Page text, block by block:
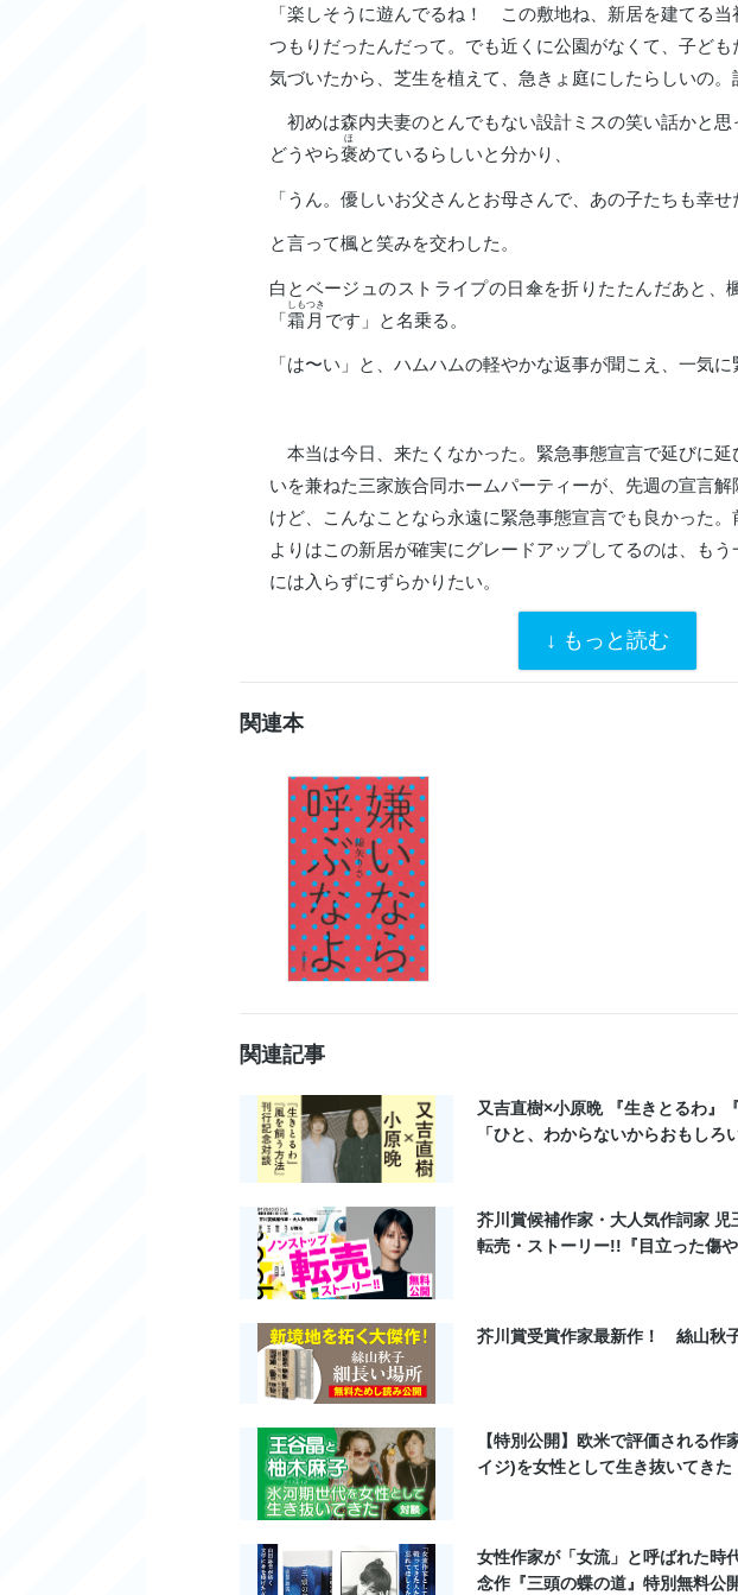
「楽しそうに遊んでるね！ この敷地ね、新居を建てる当
つもりだったんだって。でも近くに公園がなくて、子ど
気づいたから、芝生を植えて、急きょ庭にしたらしいの。
初めは森内夫妻のとんでもない設計ミスの笑い話かと思
どうやら褒
ほ
めているらしいと分かり、
「うん。優しいお父さんとお母さんで、あの子たちも幸せ
と言って楓と笑みを交わした。
白とベージュのストライプの日傘を折りたたんだあと、
「霜月
しもつき
です」と名乗る。
「は〜い」と、ハムハムの軽やかな返事が聞こえ、一気に
本当は今日、来たくなかった。緊急事態宣言で延びに延
いを兼ねた三家族合同ホームパーティーが、先週の宣言
けど、こんなことなら永遠に緊急事態宣言でも良かった
よりはこの新居が確実にグレードアップしてるのは、も
には入らずにずらかりたい。
を自分で開けて前へ進む楓の後ろに続くと、
ＣＯＭＥ〟と書かれたモスグリーンの玄関マットが、
いや、意識しすぎか。Ｅの部分で靴の泥を落とす。
「いらっしゃい」
宿敵ハムハムの笑顔がドアの隙間に
あ、『シャイニング』だ。
「ハムハム〜、コロナで会えなくて、ほんとさみしかっ
ち見れてウレシイ！ すごく良い感じね、感動しちゃった
「今日は暑いなか来てくれてどうもありがと〜！ 電話で
直に会えないのは私もさみしかったよ〜！」
楓とハムハムはお互い両腕を伸ばし、指同士を組み合
羽村
はむら
のハムハムは、楓の一番の親友だ。二人は高校時代に
互いが結婚した今でもとても仲が良い。共通の知人がき
った。
ハムハムはこちらに何か落ち度があれば、楓からの即電
ースのトップを飾ったかのように、その日の翌朝にはもう
とく知っている、閻魔
えんま
大王より恐ろしい存在だ。過去、
いなマッシュルームをよけて食べただけで、後日楓から
してると栄養が偏
かたよ
るよと謎の注意を受けたこともある。
「あ、霜月さんこんにちは。今日は忙しいのに来てくれ
ホームパーティーで上機嫌なのか、ハムハムはいつもの
きはせず、薄い笑顔をこちらへ向ける。
「こちらこそ、こんな素敵な新居に招待してもらえて、
関連本
関連記事
又吉直樹×小原晩 『生きとるわ』
「ひと、わからないからおもしろ
芥川賞候補作家・大人気作詞家 児
転売・ストーリー!!『目立った傷
芥川賞受賞作家最新作！ 絲山秋
【特別公開】欧米で評価される
イジ)を女性として生き抜いてき
女性作家が「女流」と呼ばれた時
念作『三頭の蝶の道』特別無料公